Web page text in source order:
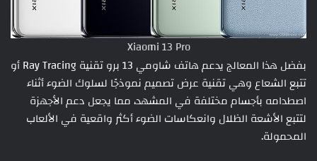
Xiaomi 13 Pro
بفضل هذا المعالج يدعم هاتف شاومي 13 برو تقنية Ray Tracing أو
تتبع الشعاع وهي تقنية عرض تصميم نموذجًا لسلوك الضوء أثناء
اصطدامه بأجسام مختلفة في المشهد، مما يجعل دعم الأجهزة
لتتبع الأشعة الظلال وانعكاسات الضوء أكثر واقعية في الألعاب
المحمولة.